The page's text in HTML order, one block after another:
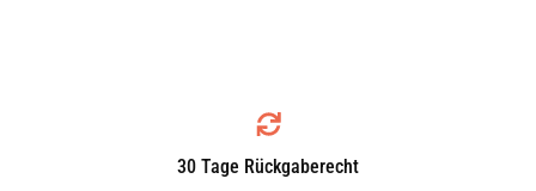
30 Tage Rückgaberecht